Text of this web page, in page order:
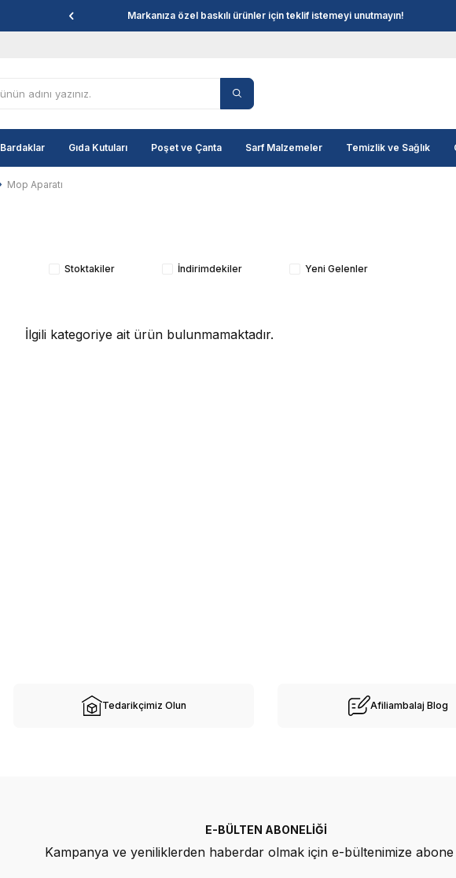
Markanıza özel baskılı ürünler için teklif istemeyi unutmayın!
Bardaklar Gıda Kutuları Poşet ve Çanta Sarf Malzemeler Temizlik ve Sağlık
Mop Aparatı
Stoktakiler İndirimdekiler Yeni Gelenler
İlgili kategoriye ait ürün bulunmamaktadır.
Tedarikçimiz Olun Afiliambalaj Blog
E-BÜLTEN ABONELIĞI
Kampanya ve yeniliklerden haberdar olmak için e-bültenimize